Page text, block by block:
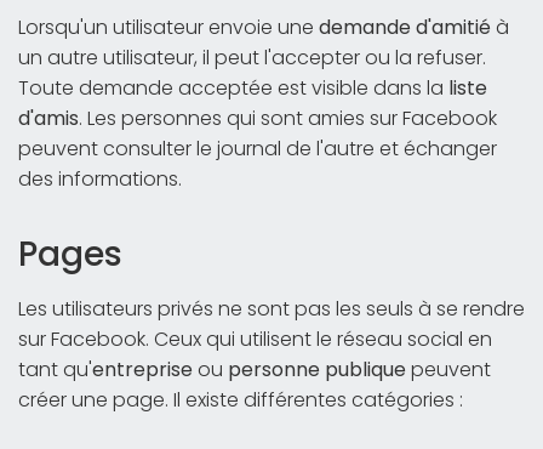
Lorsqu'un utilisateur envoie une demande d'amitiéà
un autre utilisateur, il peut l'accepter ou la refuser.
Toute demande acceptée est visible dans la liste
d'amis. Les personnes qui sont amies sur Facebook
peuvent consulter le journal de l'autre et échanger
des informations.
Pages
Les utilisateurs privés ne sont pas les seuls à se rendre
sur Facebook. Ceux qui utilisent le réseau social en
tant qu'entrepriseou personne publiquepeuvent
créer une page. Il existe différentes catégories :